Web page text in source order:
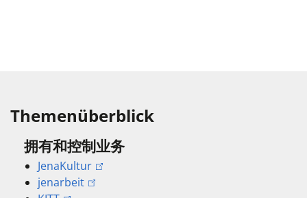
Themenüberblick
拥有和控制业务
JenaKultur
jenarbeit